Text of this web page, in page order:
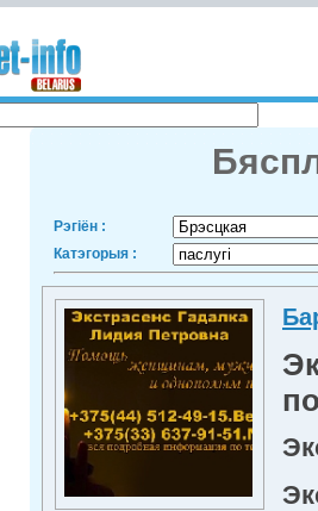
Рэгіён :
Катэгорыя :